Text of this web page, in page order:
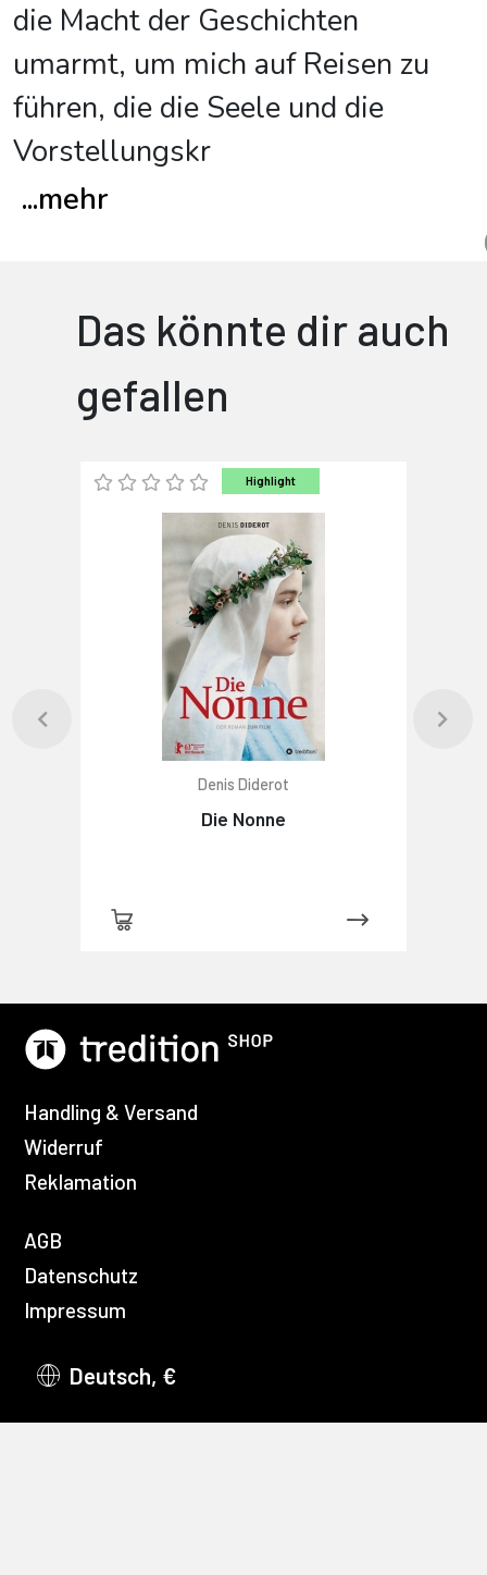
die Macht der Geschichten
umarmt, um mich auf Reisen zu
führen, die die Seele und die
Vorstellungskr
...mehr
Das könnte dir auch
gefallen
Highlight
Denis Diderot
Die Nonne
Handling & Versand
Widerruf
Reklamation
AGB
Datenschutz
Impressum
Deutsch, €